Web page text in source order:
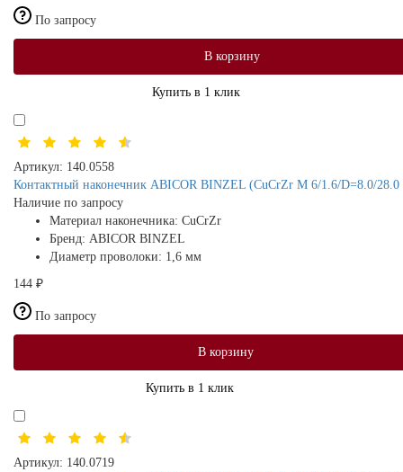
По запросу
В корзину
Купить в 1 клик
Артикул: 140.0558
Контактный наконечник ABICOR BINZEL (CuCrZr M 6/1.6/D=8.0/
Наличие по запросу
Материал наконечника: CuCrZr
Бренд: ABICOR BINZEL
Диаметр проволоки: 1,6 мм
144 ₽
По запросу
В корзину
Купить в 1 клик
Артикул: 140.0719